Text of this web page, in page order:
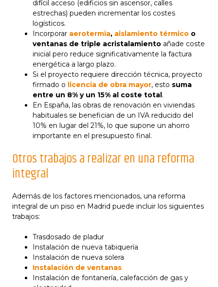
difícil acceso (edificios sin ascensor, calles
estrechas) pueden incrementar los costes
logísticos.
Incorporar aerotermia, aislamiento térmico o
ventanas de triple acristalamiento añade coste
inicial pero reduce significativamente la factura
energética a largo plazo.
Si el proyecto requiere dirección técnica, proyecto
firmado o licencia de obra mayor, esto suma
entre un 8% y un 15% al coste total.
En España, las obras de renovación en viviendas
habituales se benefician de un IVA reducido del
10% en lugar del 21%, lo que supone un ahorro
importante en el presupuesto final.
Otros trabajos a realizar en una reforma
integral
Además de los factores mencionados, una reforma
integral de un piso en Madrid puede incluir los siguientes
trabajos:
Trasdosado de pladur
Instalación de nueva tabiquería
Instalación de nueva solera
Instalación de ventanas
Instalación de fontanería, calefacción de gas y